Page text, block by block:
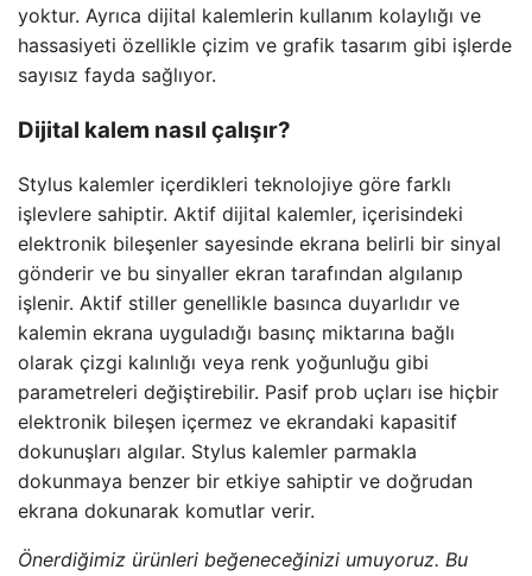
yoktur. Ayrıca dijital kalemlerin kullanım kolaylığı ve
hassasiyeti özellikle çizim ve grafik tasarım gibi işlerde
sayısız fayda sağlıyor.
Dijital kalem nasıl çalışır?
Stylus kalemler içerdikleri teknolojiye göre farklı
işlevlere sahiptir. Aktif dijital kalemler, içerisindeki
elektronik bileşenler sayesinde ekrana belirli bir sinyal
gönderir ve bu sinyaller ekran tarafından algılanıp
işlenir. Aktif stiller genellikle basınca duyarlıdır ve
kalemin ekrana uyguladığı basınç miktarına bağlı
olarak çizgi kalınlığı veya renk yoğunluğu gibi
parametreleri değiştirebilir. Pasif prob uçları ise hiçbir
elektronik bileşen içermez ve ekrandaki kapasitif
dokunuşları algılar. Stylus kalemler parmakla
dokunmaya benzer bir etkiye sahiptir ve doğrudan
ekrana dokunarak komutlar verir.
Önerdiğimiz ürünleri beğeneceğinizi umuyoruz. Bu